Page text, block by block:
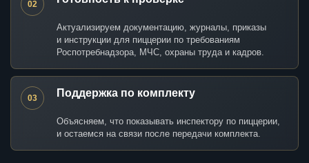
02
Актуализируем документацию, журналы, приказы
и инструкции для пиццерии по требованиям
Роспотребнадзора, МЧС, охраны труда и кадров.
03 Поддержка по комплекту
Объясняем, что показывать инспектору по пиццерии,
и остаемся на связи после передачи комплекта.